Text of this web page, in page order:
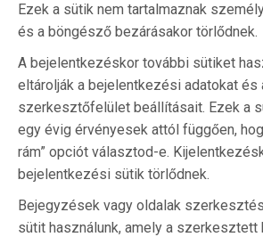
Ezek a sütik nem tartalmaznak
és a böngésző bezárásakor törlődnek.
A bejelentkezéskor további sütiket
eltárolják a bejelentkezési adatokat és
szerkesztőfelület beállításait. Ezek a
egy évig érvényesek attól függően,
rám” opciót választod-e.
bejelentkezési sütik törlődnek.
Bejegyzések vagy oldalak
sütit használunk, amely a szerkesztett